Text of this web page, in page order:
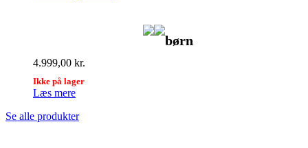
børn
4.999,00 kr.
Ikke på lager
Læs mere
Se alle produkter